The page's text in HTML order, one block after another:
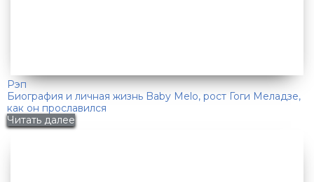
Рэп
Биография и личная жизнь Baby Melo, рост Гоги Меладзе,
как он прославился
Читать далее